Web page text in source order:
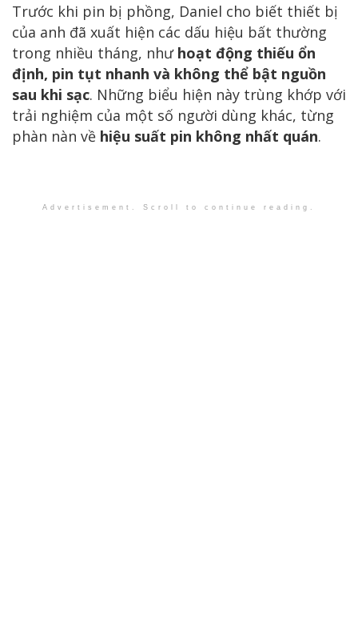
Trước khi pin bị phồng, Daniel cho biết thiết bị
của anh đã xuất hiện các dấu hiệu bất thường
trong nhiều tháng, như hoạt động thiếu ổn
định, pin tụt nhanh và không thể bật nguồn
sau khi sạc. Những biểu hiện này trùng khớp với
trải nghiệm của một số người dùng khác, từng
phàn nàn về hiệu suất pin không nhất quán.
Advertisement. Scroll to continue reading.